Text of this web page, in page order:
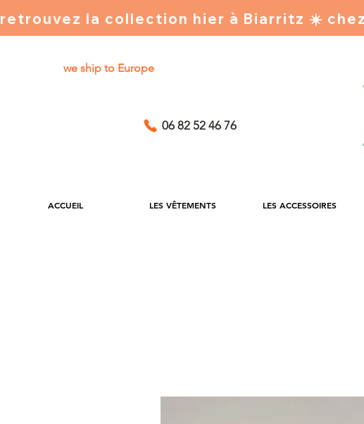
retrouvez la collection hier à Biarritz ☀️
we ship to Europe
06 82 52 46 76
ACCUEIL LES VÊTEMENTS LES ACCESSOIRES